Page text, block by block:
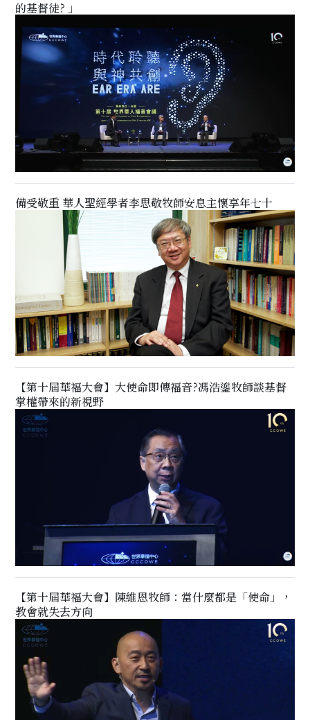
的基督徒? 」
備受敬重 華人聖經學者李思敬牧師安息主懷享年七十
【第十屆華福大會】大使命即傳福音?馮浩鎏牧師談基督
掌權帶來的新視野
【第十屆華福大會】陳維恩牧師：當什麼都是「使命」，
教會就失去方向